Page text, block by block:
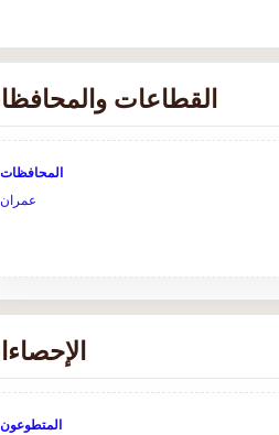
القطاعات
المحافظات
عمران
المتطوعون